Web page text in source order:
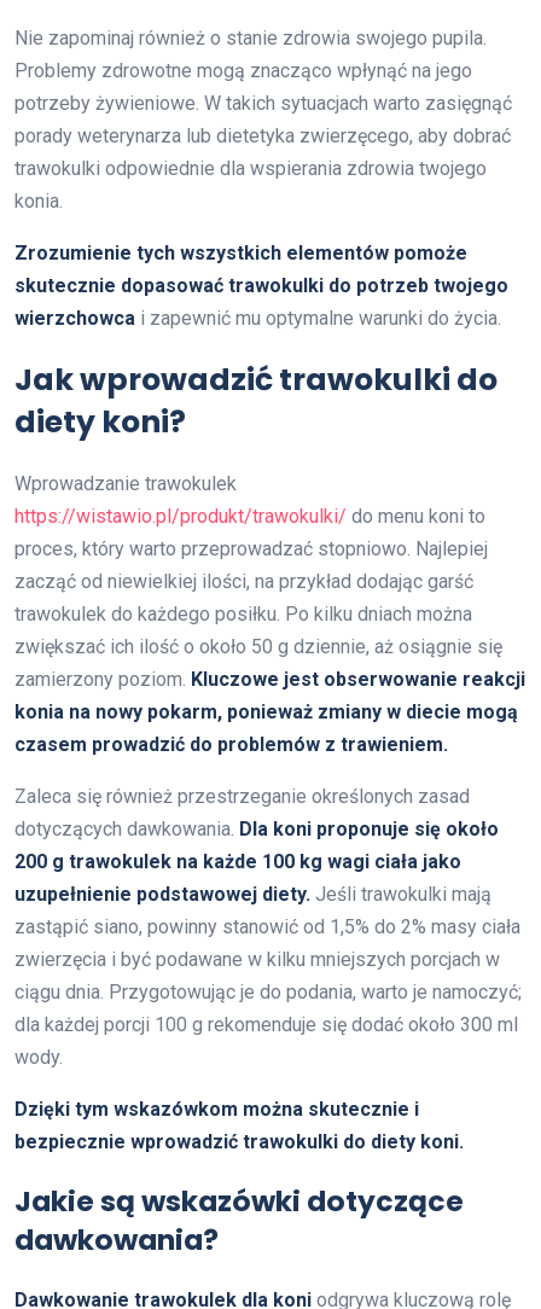
Nie zapominaj również o stanie zdrowia swojego pupila.
Problemy zdrowotne mogą znacząco wpłynąć na jego
potrzeby żywieniowe. W takich sytuacjach warto zasięgnąć
porady weterynarza lub dietetyka zwierzęcego, aby dobrać
trawokulki odpowiednie dla wspierania zdrowia twojego
konia.
Zrozumienie tych wszystkich elementów pomoże
skutecznie dopasować trawokulki do potrzeb twojego
wierzchowca i zapewnić mu optymalne warunki do życia.
Jak wprowadzić trawokulki do
diety koni?
Wprowadzanie trawokulek
https://wistawio.pl/produkt/trawokulki/ do menu koni to
proces, który warto przeprowadzać stopniowo. Najlepiej
zacząć od niewielkiej ilości, na przykład dodając garść
trawokulek do każdego posiłku. Po kilku dniach można
zwiększać ich ilość o około 50 g dziennie, aż osiągnie się
zamierzony poziom. Kluczowe jest obserwowanie reakcji
konia na nowy pokarm, ponieważ zmiany w diecie mogą
czasem prowadzić do problemów z trawieniem.
Zaleca się również przestrzeganie określonych zasad
dotyczących dawkowania. Dla koni proponuje się około
200 g trawokulek na każde 100 kg wagi ciała jako
uzupełnienie podstawowej diety. Jeśli trawokulki mają
zastąpić siano, powinny stanowić od 1,5% do 2% masy ciała
zwierzęcia i być podawane w kilku mniejszych porcjach w
ciągu dnia. Przygotowując je do podania, warto je namoczyć;
dla każdej porcji 100 g rekomenduje się dodać około 300 ml
wody.
Dzięki tym wskazówkom można skutecznie i
bezpiecznie wprowadzić trawokulki do diety koni.
Jakie są wskazówki dotyczące
dawkowania?
Dawkowanie trawokulek dla koni odgrywa kluczową rolę